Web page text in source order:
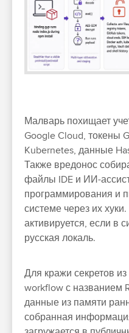
Малварь похищает
Google Cloud, токены
Kubernetes, данные
Также вредонос
файлы IDE и ИИ-
программирования и
системе через их
активируется, если в
русская локаль.
Для кражи секретов
workflow с названием
данные из памяти
собранная